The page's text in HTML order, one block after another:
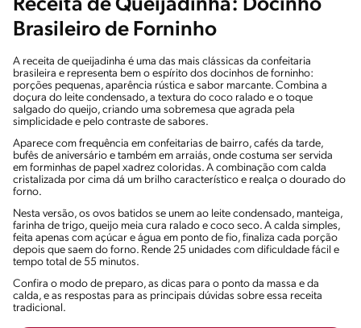
Receita de Queijadinha: Docinho
Brasileiro de Forninho
A receita de queijadinha é uma das mais clássicas da confeitaria
brasileira e representa bem o espírito dos docinhos de forninho:
porções pequenas, aparência rústica e sabor marcante. Combina a
doçura do leite condensado, a textura do coco ralado e o toque
salgado do queijo, criando uma sobremesa que agrada pela
simplicidade e pelo contraste de sabores.
Aparece com frequência em confeitarias de bairro, cafés da tarde,
bufês de aniversário e também em arraiás, onde costuma ser servida
em forminhas de papel xadrez coloridas. A combinação com calda
cristalizada por cima dá um brilho característico e realça o dourado do
forno.
Nesta versão, os ovos batidos se unem ao leite condensado, manteiga,
farinha de trigo, queijo meia cura ralado e coco seco. A calda simples,
feita apenas com açúcar e água em ponto de fio, finaliza cada porção
depois que saem do forno. Rende 25 unidades com dificuldade fácil e
tempo total de 55 minutos.
Confira o modo de preparo, as dicas para o ponto da massa e da
calda, e as respostas para as principais dúvidas sobre essa receita
tradicional.